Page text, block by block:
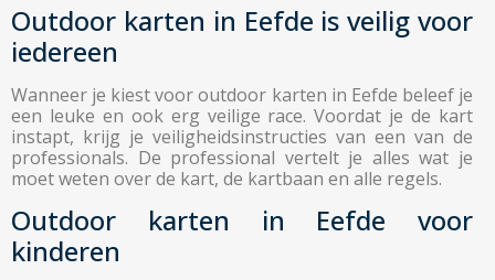
Outdoor karten in Eefde is veilig voor
iedereen
Wanneer je kiest voor outdoor karten in Eefde beleef je
een leuke en ook erg veilige race. Voordat je de kart
instapt, krijg je veiligheidsinstructies van een van de
professionals. De professional vertelt je alles wat je
moet weten over de kart, de kartbaan en alle regels.
Outdoor karten in Eefde voor
kinderen